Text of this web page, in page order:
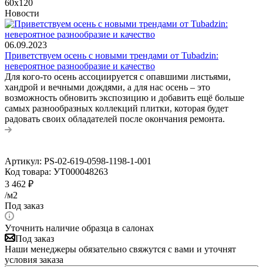
60x120
Новости
06.09.2023
Приветствуем осень с новыми трендами от Tubadzin:
невероятное разнообразие и качество
Для кого-то осень ассоциируется с опавшими листьями,
хандрой и вечными дождями, а для нас осень – это
возможность обновить экспозицию и добавить ещё больше
самых разнообразных коллекций плитки, которая будет
радовать своих обладателей после окончания ремонта.
Артикул: PS-02-619-0598-1198-1-001
Код товара: УТ000048263
3 462 ₽
/м2
Под заказ
Уточнить наличие образца в салонах
Под заказ
Наши менеджеры обязательно свяжутся с вами и уточнят
условия заказа